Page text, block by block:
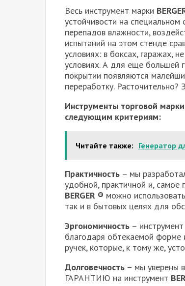
Весь инструмент марки
устойчивости на
перепадов влажности,
испытаний на этом стенде
условиях: в боксах, гаражах,
условиях. А для еще большей
покрытии появляются
переработку. Расточительно?
Инструменты торговой
следующим критериям:
Читайте также: Генератор
Практичность – мы
удобной, практичной и, самое
BERGER ® можно
так и в бытовых целях для
Эргономичность –
благодаря обтекаемой форме
ручек, которые, к тому же,
Долговечность – мы уверены
ГАРАНТИЮ на инструмент